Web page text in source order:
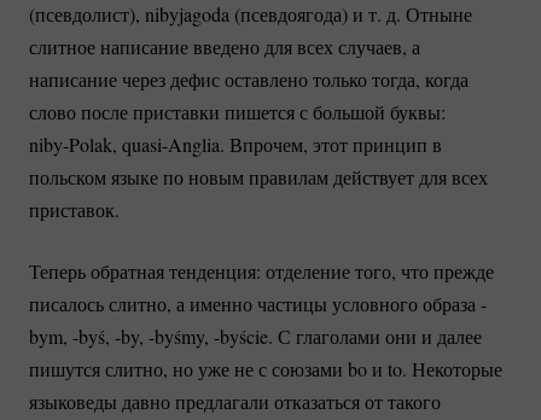
(псевдолист), nibyjagoda (псевдоягода) и т. д. Отныне
слитное написание введено для всех случаев, а
написание через дефис оставлено только тогда, когда
слово после приставки пишется с большой буквы:
niby-Polak, quasi-Anglia. Впрочем, этот принцип в
польском языке по новым правилам действует для всех
приставок.
Теперь обратная тенденция: отделение того, что прежде
писалось слитно, а именно частицы условного образа -
bym, -byś, -by, -byśmy, -byście. С глаголами они и далее
пишутся слитно, но уже не с союзами bo и to. Некоторые
языковеды давно предлагали отказаться от такого